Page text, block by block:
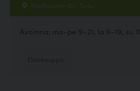
Markulantie 150, Turku
Avoinna: ma–pe 9–21, la 9–19, su